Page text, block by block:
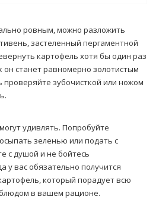
ровным, можно разложить
застеленный пергаментной
картофель хотя бы один раз
станет равномерно золотистым
проверяйте зубочисткой или ножом
удивлять. Попробуйте
зеленью или подать с
с душой и не бойтесь
у вас обязательно получится
который порадует всю
в вашем рационе.